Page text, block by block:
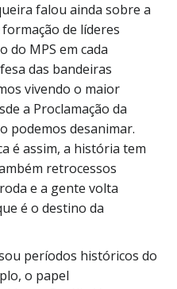
falou ainda sobre a
de líderes
do MPS em cada
das bandeiras
vivendo o maior
a Proclamação da
podemos desanimar.
é assim, a história tem
retrocessos
e a gente volta
é o destino da
períodos históricos do
o papel